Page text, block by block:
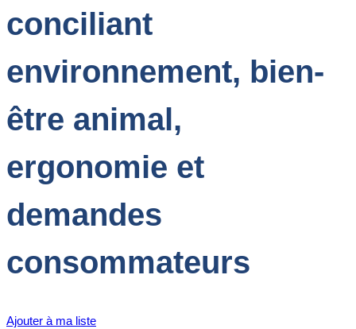
conciliant
environnement, bien-
être animal,
ergonomie et
demandes
consommateurs
Ajouter à ma liste